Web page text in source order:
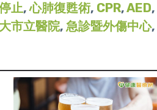
止,心肺復甦術, CPR,AED,
市立醫院, 急診暨外傷中心,